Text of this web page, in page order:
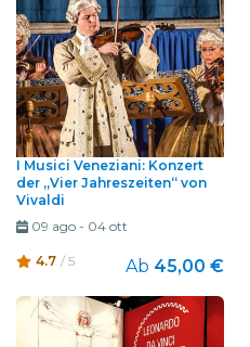
I Musici Veneziani: Konzert
der „Vier Jahreszeiten“ von
Vivaldi
09 ago- 04 ott
4.7 / 5 Ab 45,00 €